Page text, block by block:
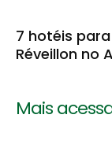
7 hotéis
Réveillon no
Mais